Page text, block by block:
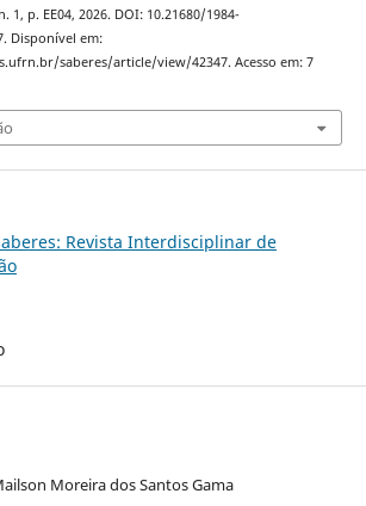
1, p. EE04, 2026. DOI: 10.21680/1984-
Disponível em:
saberes/article/view/42347. Acesso em: 7
Revista Interdisciplinar de
Moreira dos Santos Gama